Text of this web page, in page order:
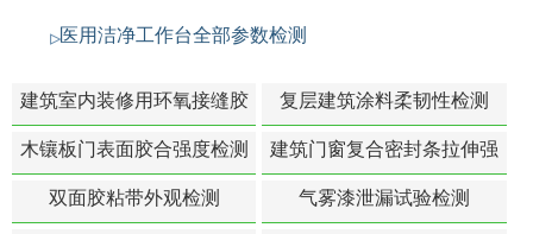
医用洁净工作台全部参数检测
建筑室内装修用环氧接缝胶
苯含量检测
复层建筑涂料柔韧性检测
木镶板门表面胶合强度检测
建筑门窗复合密封条拉伸强
度-硬质塑料材料检测
双面胶粘带外观检测 气雾漆泄漏试验检测